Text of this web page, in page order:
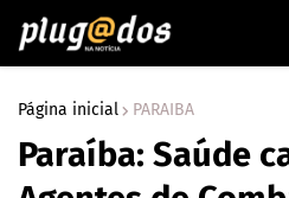
Página inicial PARAIBA
Paraíba: Saúde